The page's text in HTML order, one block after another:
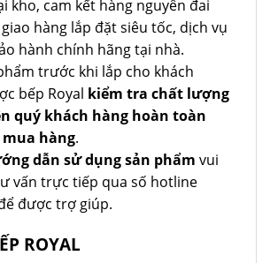
kho, cam kết hàng nguyên đai
hàng lắp đặt siêu tốc, dịch vụ
hành chính hãng tại nhà.
trước khi lắp cho khách
bếp Royal kiểm tra chất lượng
quý khách hàng hoàn toàn
hàng.
dẫn sử dụng sản phẩm vui
vấn trực tiếp qua số hotline
được trợ giúp.
ROYAL